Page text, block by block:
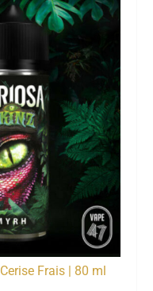
Frais | 80 ml